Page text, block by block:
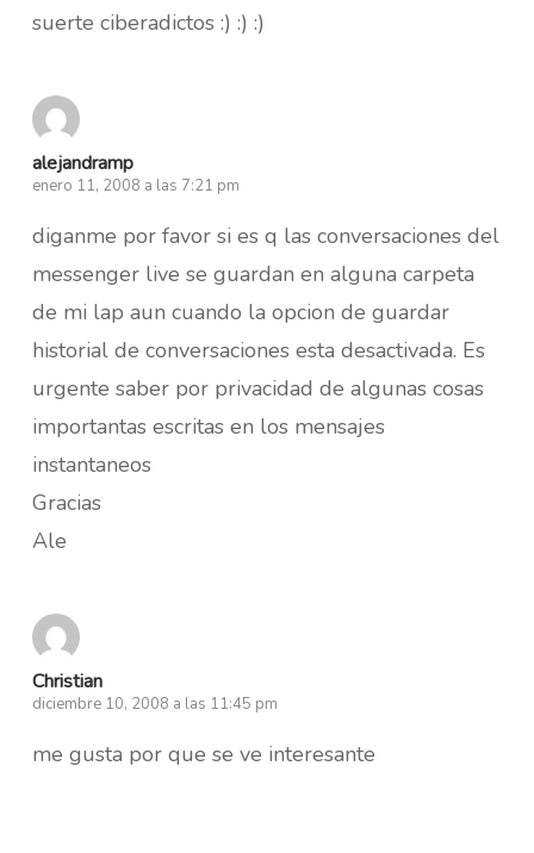
suerte ciberadictos :) :) :)
alejandramp
enero 11, 2008 a las 7:21 pm
diganme por favor si es q las conversaciones del
messenger live se guardan en alguna carpeta
de mi lap aun cuando la opcion de guardar
historial de conversaciones esta desactivada. Es
urgente saber por privacidad de algunas cosas
importantas escritas en los mensajes
instantaneos
Gracias
Ale
Christian
diciembre 10, 2008 a las 11:45 pm
me gusta por que se ve interesante